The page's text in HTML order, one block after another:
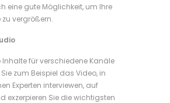
eine gute Möglichkeit, um Ihre
vergrößern.
Inhalte für verschiedene Kanäle
zum Beispiel das Video, in
Experten interviewen, auf
exzerpieren Sie die wichtigsten